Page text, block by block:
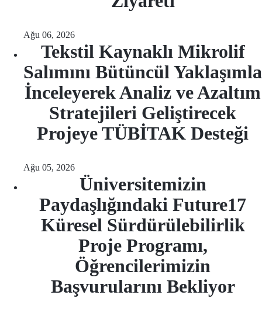
Ağu 06, 2026
Tekstil Kaynaklı Mikrolif
Salımını Bütüncül Yaklaşımla
İnceleyerek Analiz ve Azaltım
Stratejileri Geliştirecek
Projeye TÜBİTAK Desteği
Ağu 05, 2026
Üniversitemizin
Paydaşlığındaki Future17
Küresel Sürdürülebilirlik
Proje Programı,
Öğrencilerimizin
Başvurularını Bekliyor